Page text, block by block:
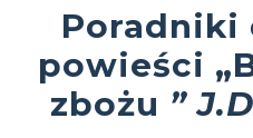
Poradniki
powieści
zbożu ”